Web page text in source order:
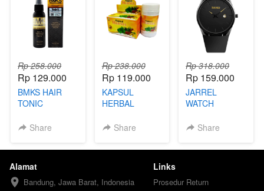
Rp 258.000
Rp 129.000
BMKS HAIR
TONIC
Share
Rp 238.000
Rp 119.000
KAPSUL
HERBAL
Share
Rp 318.000
Rp 159.000
JARREL
WATCH
Share
Alamat
Bandung, Jawa Barat, Indonesia
Links
Prosedur Return